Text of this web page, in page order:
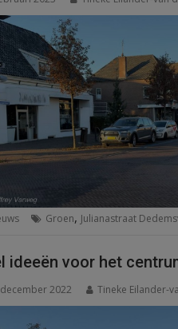
Groen, Julianastraat
ideeën voor het
2022 Tineke Eilander-